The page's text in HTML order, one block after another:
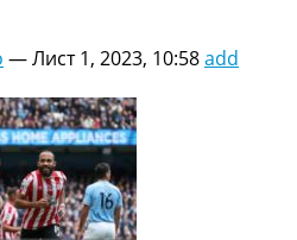
—Лист 1, 2023, 10:58add